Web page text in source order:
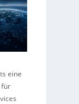
eine
für